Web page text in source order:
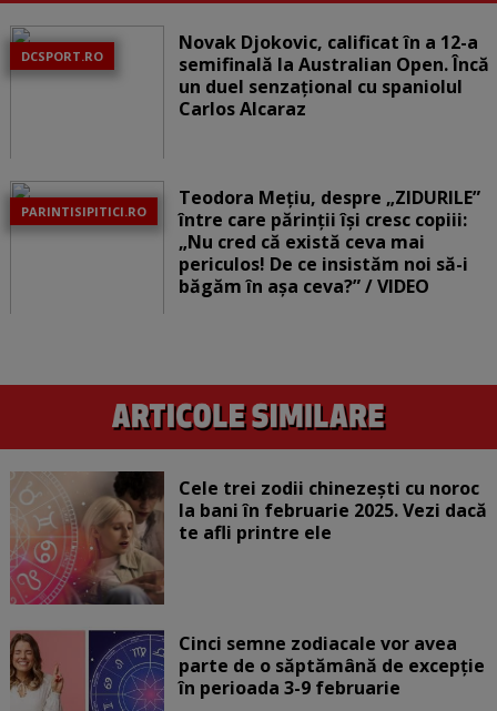
DCSPORT.RO
Novak Djokovic, calificat în a 12-a
semifinală la Australian Open. Încă
un duel senzațional cu spaniolul
Carlos Alcaraz
PARINTISIPITICI.RO
Teodora Mețiu, despre „ZIDURILE”
între care părinții își cresc copiii:
„Nu cred că există ceva mai
periculos! De ce insistăm noi să-i
băgăm în așa ceva?” / VIDEO
Cele trei zodii chinezești cu noroc
la bani în februarie 2025. Vezi dacă
te afli printre ele
Cinci semne zodiacale vor avea
parte de o săptămână de excepție
în perioada 3-9 februarie